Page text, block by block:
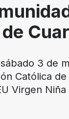
3 de
Católica
Virgen